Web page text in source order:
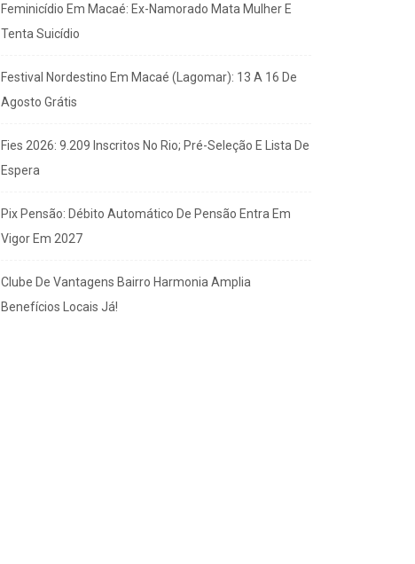
Feminicídio Em Macaé: Ex-Namorado Mata Mulher E
Tenta Suicídio
Festival Nordestino Em Macaé (Lagomar): 13 A 16 De
Agosto Grátis
Fies 2026: 9.209 Inscritos No Rio; Pré-Seleção E Lista De
Espera
Pix Pensão: Débito Automático De Pensão Entra Em
Vigor Em 2027
Clube De Vantagens Bairro Harmonia Amplia
Benefícios Locais Já!